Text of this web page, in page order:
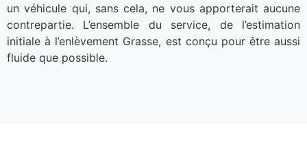
un véhicule qui, sans cela, ne vous apporterait aucune
contrepartie. L’ensemble du service, de l’estimation
initiale à l’enlèvement Grasse, est conçu pour être aussi
fluide que possible.